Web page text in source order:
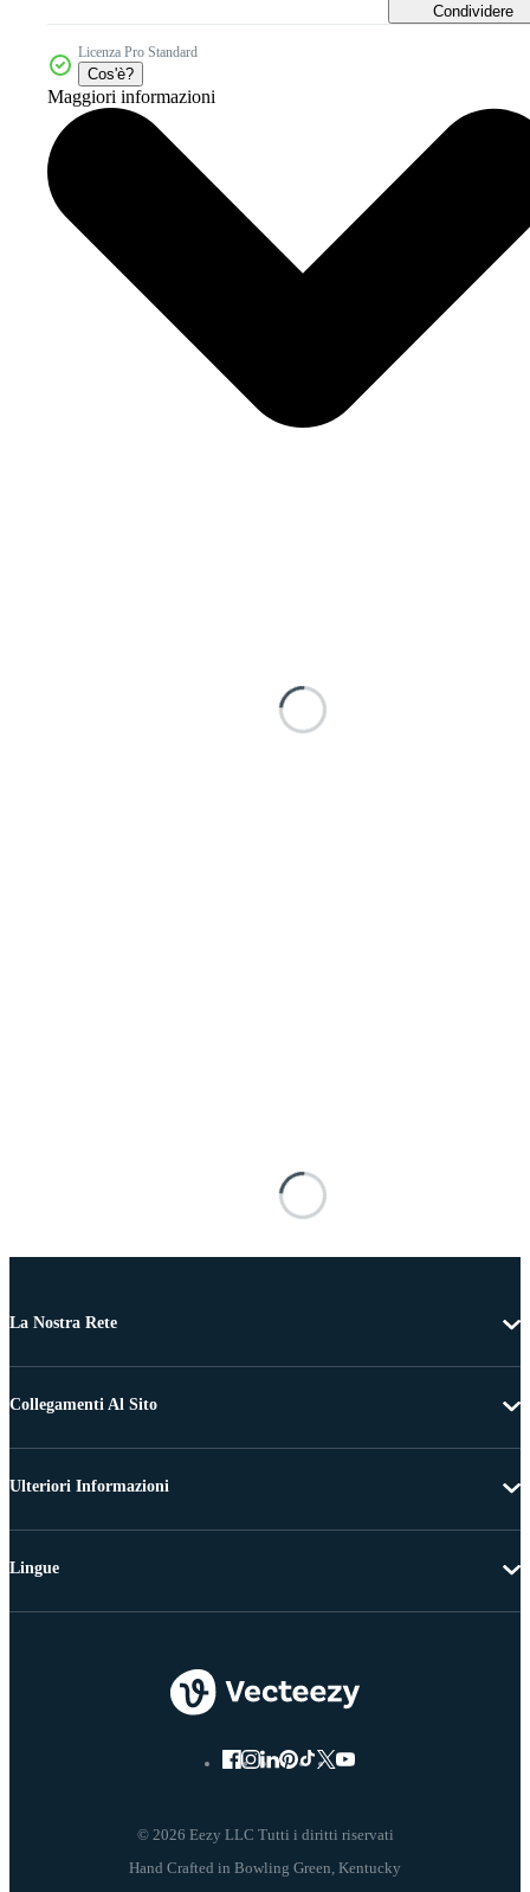
Condividere
Licenza Pro Standard
Cos'è?
Maggiori informazioni
La Nostra Rete
Collegamenti Al Sito
Ulteriori Informazioni
© 2026 Eezy LLC Tutti i diritti riservati
Lingue